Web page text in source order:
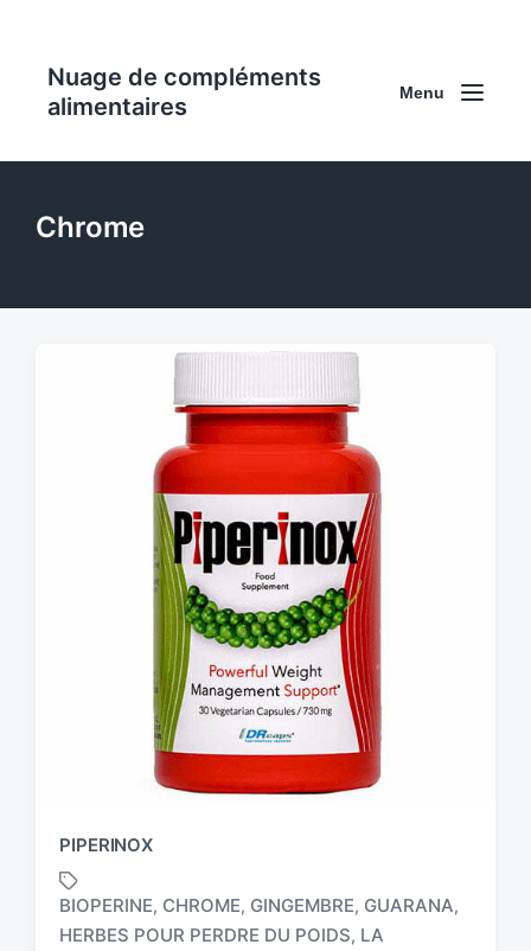
Nuage de compléments
alimentaires
Menu
Chrome
PIPERINOX
BIOPERINE, CHROME, GINGEMBRE, GUARANA,
HERBES POUR PERDRE DU POIDS, LA